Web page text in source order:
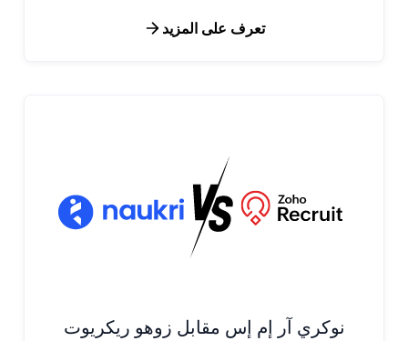
تعرف على المزيد
نوكري آر إم إس مقابل زوهو ريكريوت